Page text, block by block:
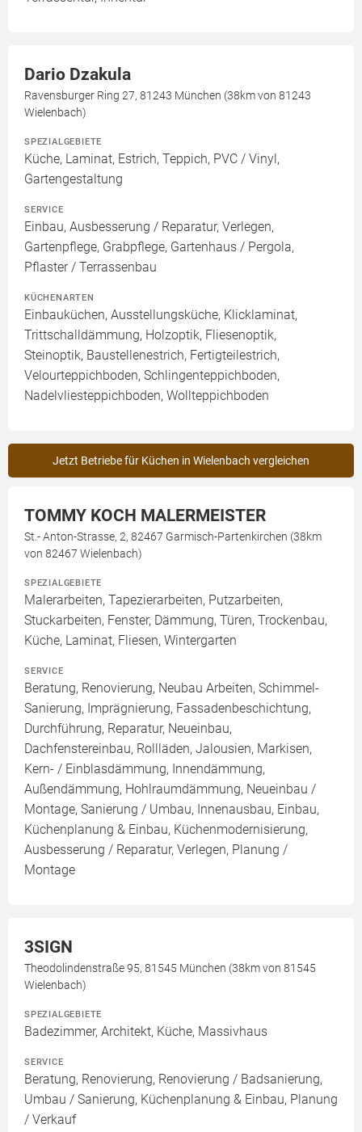
Dario Dzakula
Ravensburger Ring 27, 81243 München (38km von 81243
Wielenbach)
SPEZIALGEBIETE
Küche, Laminat, Estrich, Teppich, PVC / Vinyl,
Gartengestaltung
SERVICE
Einbau, Ausbesserung / Reparatur, Verlegen,
Gartenpflege, Grabpflege, Gartenhaus / Pergola,
Pflaster / Terrassenbau
KÜCHENARTEN
Einbauküchen, Ausstellungsküche, Klicklaminat,
Trittschalldämmung, Holzoptik, Fliesenoptik,
Steinoptik, Baustellenestrich, Fertigteilestrich,
Velourteppichboden, Schlingenteppichboden,
Nadelvliesteppichboden, Wollteppichboden
Jetzt Betriebe für Küchen in Wielenbach vergleichen
TOMMY KOCH MALERMEISTER
St.- Anton-Strasse, 2, 82467 Garmisch-Partenkirchen (38km
von 82467 Wielenbach)
SPEZIALGEBIETE
Malerarbeiten, Tapezierarbeiten, Putzarbeiten,
Stuckarbeiten, Fenster, Dämmung, Türen, Trockenbau,
Küche, Laminat, Fliesen, Wintergarten
SERVICE
Beratung, Renovierung, Neubau Arbeiten, Schimmel-
Sanierung, Imprägnierung, Fassadenbeschichtung,
Durchführung, Reparatur, Neueinbau,
Dachfenstereinbau, Rollläden, Jalousien, Markisen,
Kern- / Einblasdämmung, Innendämmung,
Außendämmung, Hohlraumdämmung, Neueinbau /
Montage, Sanierung / Umbau, Innenausbau, Einbau,
Küchenplanung & Einbau, Küchenmodernisierung,
Ausbesserung / Reparatur, Verlegen, Planung /
Montage
3SIGN
Theodolindenstraße 95, 81545 München (38km von 81545
Wielenbach)
SPEZIALGEBIETE
Badezimmer, Architekt, Küche, Massivhaus
SERVICE
Beratung, Renovierung, Renovierung / Badsanierung,
Umbau / Sanierung, Küchenplanung & Einbau, Planung
/ Verkauf